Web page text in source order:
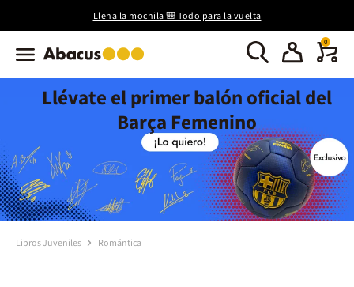
Llena la mochila 🎒 Todo para la vuelta
0
Llévate el primer balón oficial del
Barça Femenino
Libros Juveniles Romántica